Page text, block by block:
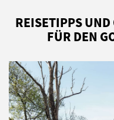
REISETIPPS
FÜR DEN